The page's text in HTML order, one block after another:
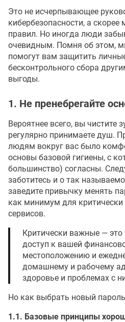
Это не исчерпывающее
кибербезопасности, а
правил. Но иногда люди
очевидным. Помня об этом,
помогут вам защитить
бесконтрольного сбора
выгоды.
1. Не пренебрегайте
Вероятнее всего, вы чистите
регулярно принимаете душ.
людям вокруг вас было
основы базовой гигиены, с
большинство) согласны.
заботитесь и о так
заведите привычку менять
как минимум для
сервисов.
Критически важные — это
доступ к вашей
местоположению и
домашнему и рабочему
здоровье и проблемах с
Но как выбрать новый
1.1. Базовые принципы